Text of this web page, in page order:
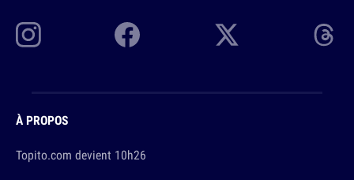
À PROPOS
Topito.com devient 10h26